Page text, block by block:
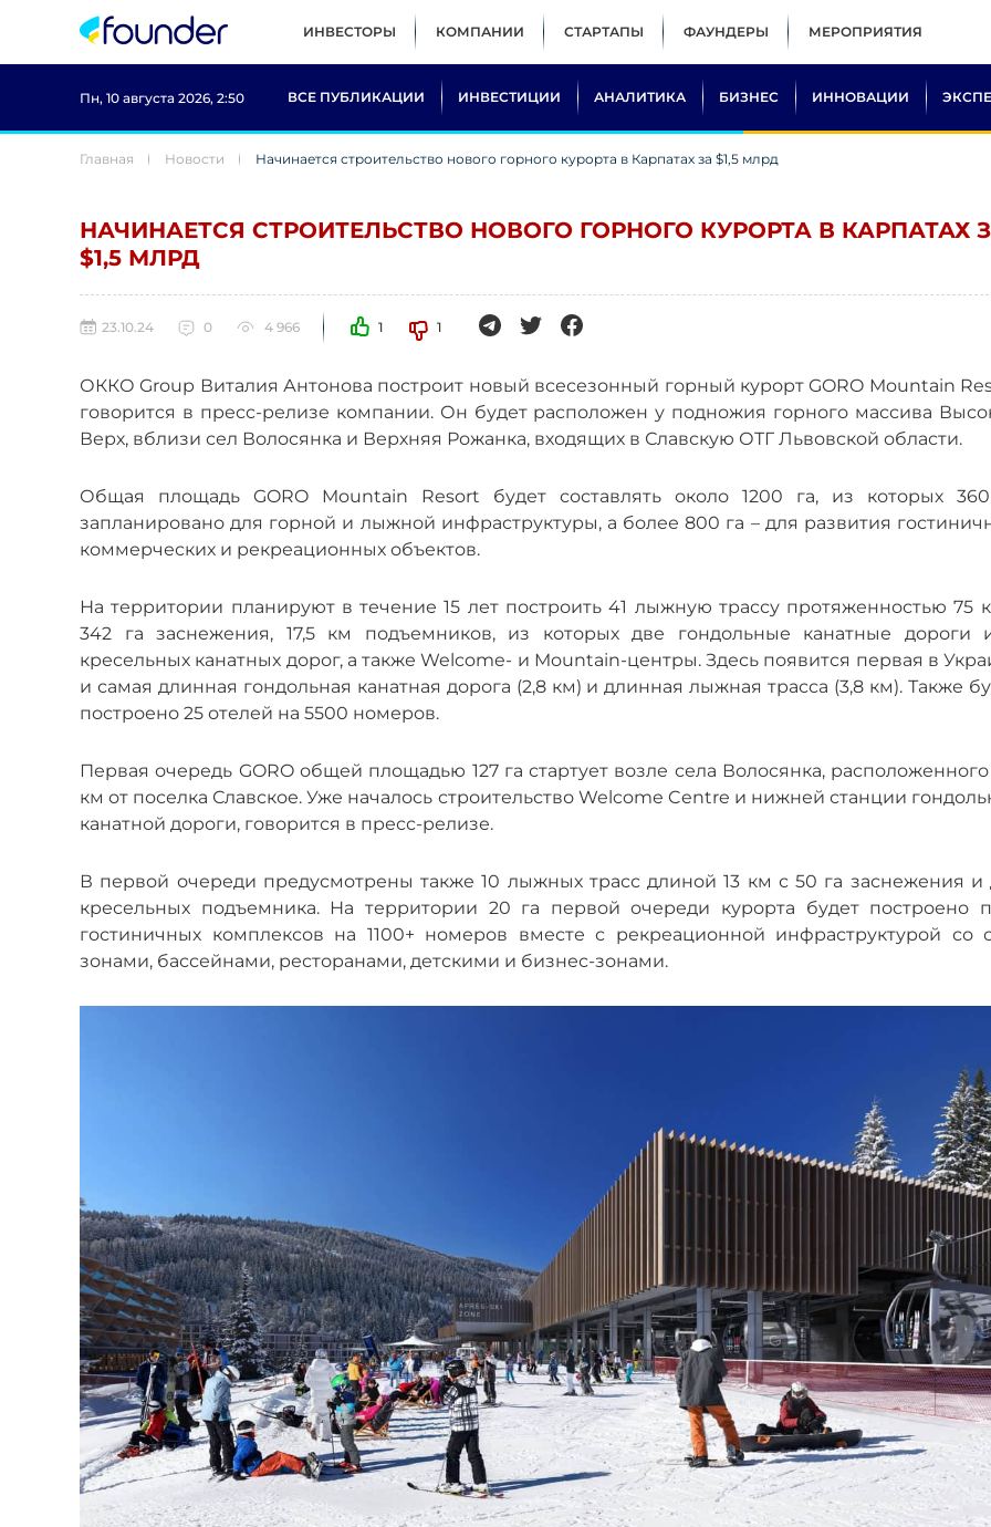
ИНВЕСТОРЫ КОМПАНИИ СТАРТАПЫ ФАУНДЕРЫ МЕРОПРИЯТИЯ
Пн, 10 августа 2026, 2:50 ВСЕ ПУБЛИКАЦИИ ИНВЕСТИЦИИ АНАЛИТИКА БИЗНЕС ИННОВАЦИИ
Главная Новости Начинается строительство нового горного курорта в Карпатах за $1,5 млрд
НАЧИНАЕТСЯ СТРОИТЕЛЬСТВО НОВОГО ГОРНОГО КУРОРТА В КАРПАТАХ
$1,5 МЛРД
23.10.24 0 4 966 1 1
ОККО Group Виталия Антонова построит новый всесезонный горный курорт GORO Mountain
говорится в пресс-релизе компании. Он будет расположен у подножия горного массива
Верх, вблизи сел Волосянка и Верхняя Рожанка, входящих в Славскую ОТГ Львовской области.
Общая площадь GORO Mountain Resort будет составлять около 1200 га, из которых
запланировано для горной и лыжной инфраструктуры, а более 800 га – для развития
коммерческих и рекреационных объектов.
На территории планируют в течение 15 лет построить 41 лыжную трассу протяженностью 75
342 га заснежения, 17,5 км подъемников, из которых две гондольные канатные дороги
кресельных канатных дорог, а также Welcome- и Mountain-центры. Здесь появится первая в
и самая длинная гондольная канатная дорога (2,8 км) и длинная лыжная трасса (3,8 км). Также
построено 25 отелей на 5500 номеров.
Первая очередь GORO общей площадью 127 га стартует возле села Волосянка,
км от поселка Славское. Уже началось строительство Welcome Centre и нижней станции
канатной дороги, говорится в пресс-релизе.
В первой очереди предусмотрены также 10 лыжных трасс длиной 13 км с 50 га заснежения и
кресельных подъемника. На территории 20 га первой очереди курорта будет построено
гостиничных комплексов на 1100+ номеров вместе с рекреационной инфраструктурой со
зонами, бассейнами, ресторанами, детскими и бизнес-зонами.